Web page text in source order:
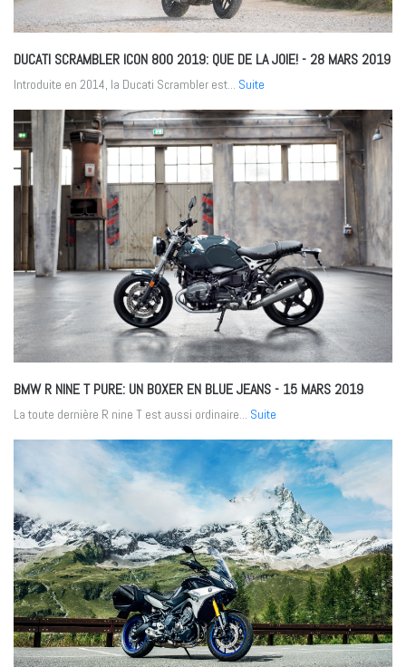
DUCATI SCRAMBLER ICON 800 2019: QUE DE LA JOIE!- 28 MARS 2019
Introduite en 2014, la Ducati Scrambler est... Suite
BMW R NINE T PURE: UN BOXER EN BLUE JEANS- 15 MARS 2019
La toute dernière R nine T est aussi ordinaire... Suite